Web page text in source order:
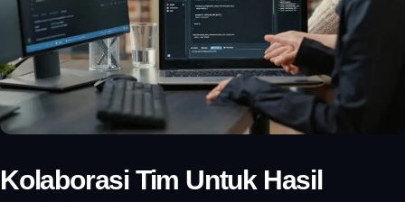
Kolaborasi Tim Untuk Hasil